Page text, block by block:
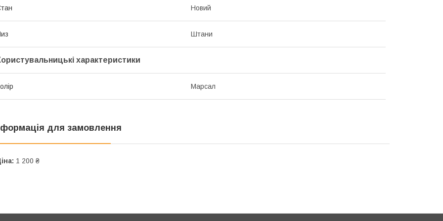
Новий
Штани
характеристики
Марсал
для замовлення
1 200 ₴